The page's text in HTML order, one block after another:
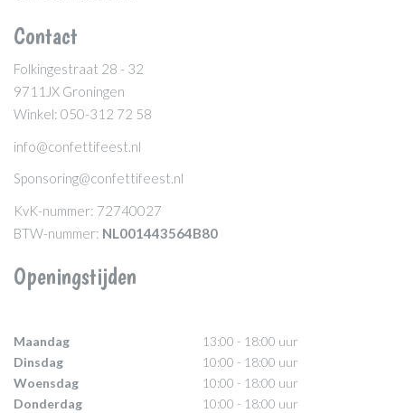
Contact
Folkingestraat 28 - 32
9711JX Groningen
Winkel: 050-312 72 58
info@confettifeest.nl
Sponsoring@confettifeest.nl
KvK-nummer: 72740027
BTW-nummer: NL001443564B80
Openingstijden
Maandag
13:00 - 18:00 uur
Dinsdag
10:00 - 18:00 uur
Woensdag
10:00 - 18:00 uur
Donderdag
10:00 - 18:00 uur